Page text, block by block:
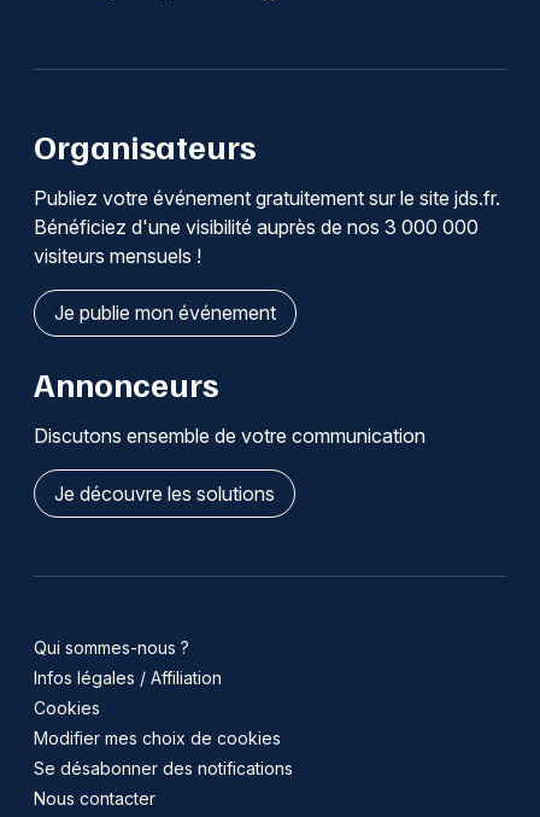
Organisateurs
Publiez votre événement gratuitement sur le site jds.fr.
Bénéficiez d'une visibilité auprès de nos 3 000 000
visiteurs mensuels !
Je publie mon événement
Annonceurs
Discutons ensemble de votre communication
Je découvre les solutions
Qui sommes-nous ?
Infos légales / Affiliation
Cookies
Modifier mes choix de cookies
Se désabonner des notifications
Nous contacter